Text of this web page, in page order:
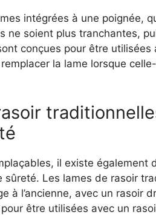
intégrées à une poignée,
ne soient plus tranchantes,
conçues pour être utilisées
la lame lorsque
il existe également
Les lames de rasoir
à l’ancienne, avec un rasoir
être utilisées avec un